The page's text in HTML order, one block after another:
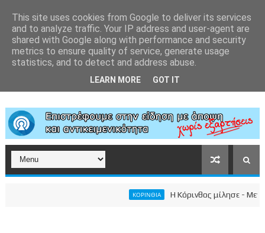
ΚΟΡΙΝΘΙΑ Η Κόρινθος μίλησε -
This site uses cookies from Google to deliver its services
and to analyze traffic. Your IP address and user-agent are
shared with Google along with performance and security
metrics to ensure quality of service, generate usage
statistics, and to detect and address abuse.
LEARN MORE GOT IT